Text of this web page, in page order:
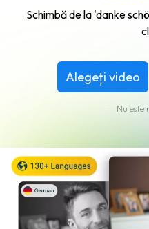
Schimbă de la 'danke
Alegeți video
Nu este